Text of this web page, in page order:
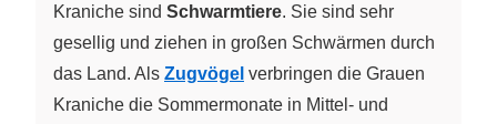
Kraniche sind Schwarmtiere. Sie sind sehr
gesellig und ziehen in großen Schwärmen durch
das Land. Als Zugvögel verbringen die Grauen
Kraniche die Sommermonate in Mittel- und